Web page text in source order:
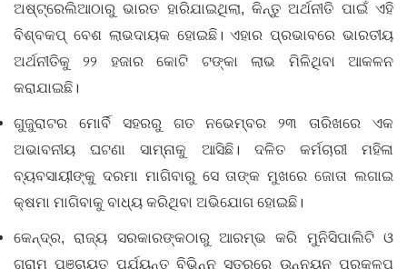
ଅଷ୍ଟ୍ରେଲିଆଠାରୁ ଭାରତ ହାରିଯାଇଥିଲା, କିନ୍ତୁ ଅର୍ଥନୀତି ପାଇଁ ଏହି
ବିଶ୍ବକପ୍ ବେଶ ଲାଭଦାୟକ ହୋଇଛି। ଏହାର ପ୍ରଭାବରେ ଭାରତୀୟ
ଅର୍ଥନୀତିକୁ ୨୨ ହଜାର କୋଟି ଟଙ୍କା ଲାଭ ମିଳିଥିବା ଆକଳନ
କରାଯାଇଛି।
ଗୁଜୁରାଟର ମୋର୍ବି ସହରରୁ ଗତ ନଭେମ୍ବର ୨୩ ତାରିଖରେ ଏକ
ଅଭାବନୀୟ ଘଟଣା ସାମ୍ନାକୁ ଆସିଛି। ଦଳିତ କର୍ମଚାରୀ ମହିଳା
ବ୍ୟବସାୟୀଙ୍କୁ ଦରମା ମାଗିବାରୁ ସେ ତାଙ୍କ ମୁଖରେ ଜୋତା ଲଗାଇ
କ୍ଷମା ମାଗିବାକୁ ବାଧ୍ୟ କରିଥିବା ଅଭିଯୋଗ ହୋଇଛି।
କେନ୍ଦ୍ର, ରାଜ୍ୟ ସରକାରଙ୍କଠାରୁ ଆରମ୍ଭ କରି ମୁନିସିପାଲିଟି ଓ
ଗ୍ରାମ ପଞ୍ଚାୟତ ପର୍ଯ୍ୟନ୍ତ ବିଭିନ୍ନ ସ୍ତରରେ ଉନ୍ନୟନ ପ୍ରକଳ୍ପ